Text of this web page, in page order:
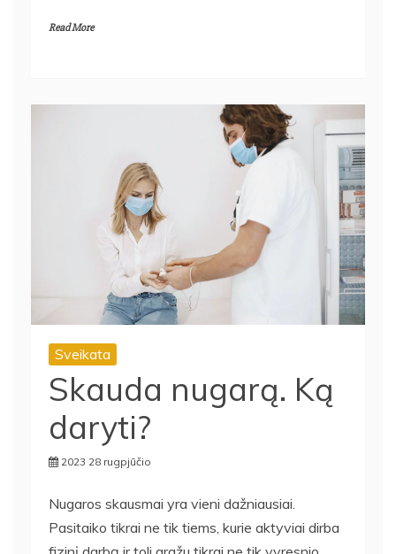
Read More
Sveikata
Skauda nugarą. Ką
daryti?
2023 28 rugpjūčio
Nugaros skausmai yra vieni dažniausiai.
Pasitaiko tikrai ne tik tiems, kurie aktyviai dirba